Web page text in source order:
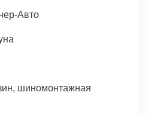
Авто
шиномонтажная